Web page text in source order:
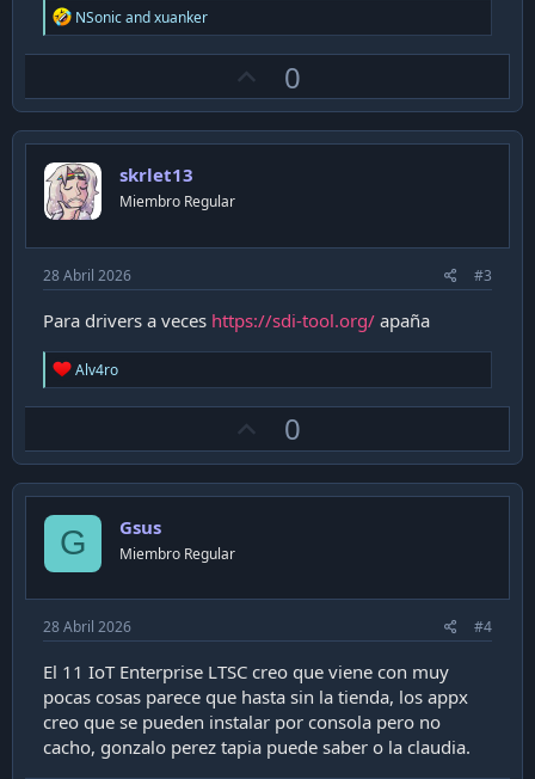
R
e
a
i
o
n
s
:
NSonicandxuanker
p
v
0
skrlet13
Miembro Regular
28 Abril 2026 #3
Para drivers a veces https://sdi-tool.org/ apaña
R
e
a
i
o
n
s
:
Alv4ro
p
v
0
G Gsus
Miembro Regular
28 Abril 2026 #4
El 11 IoT Enterprise LTSC creo que viene con muy
pocas cosas parece que hasta sin la tienda, los appx
creo que se pueden instalar por consola pero no
cacho, gonzalo perez tapia puede saber o la claudia.